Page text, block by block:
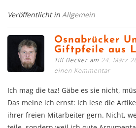
Veröffentlicht in Allgemein
Osnabrücker
Giftpfeile aus
Till Becker am 24. März
einen Kommentar
Ich mag die taz! Gäbe es sie nicht,
Das meine ich ernst: Ich lese die
ihrer freien Mitarbeiter gern. Nicht,